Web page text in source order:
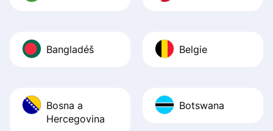
Bangladéš Belgie
Bosna a
Hercegovina
Botswana